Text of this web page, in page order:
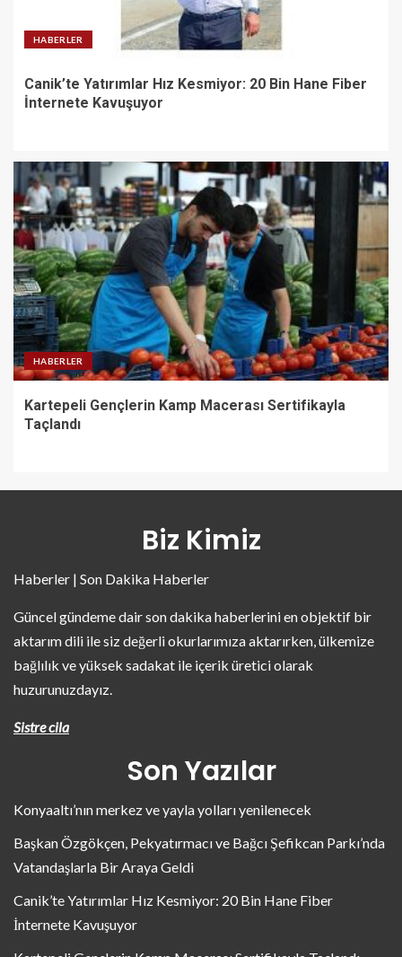
HABERLER
Canik’te Yatırımlar Hız Kesmiyor: 20 Bin Hane Fiber
İnternete Kavuşuyor
HABERLER
Kartepeli Gençlerin Kamp Macerası Sertifikayla
Taçlandı
Biz Kimiz
Haberler | Son Dakika Haberler
Güncel gündeme dair son dakika haberlerini en objektif bir
aktarım dili ile siz değerli okurlarımıza aktarırken, ülkemize
bağlılık ve yüksek sadakat ile içerik üretici olarak
huzurunuzdayız.
Sistre cila
Son Yazılar
Konyaaltı’nın merkez ve yayla yolları yenilenecek
Başkan Özgökçen, Pekyatırmacı ve Bağcı Şefikcan Parkı’nda
Vatandaşlarla Bir Araya Geldi
Canik’te Yatırımlar Hız Kesmiyor: 20 Bin Hane Fiber
İnternete Kavuşuyor